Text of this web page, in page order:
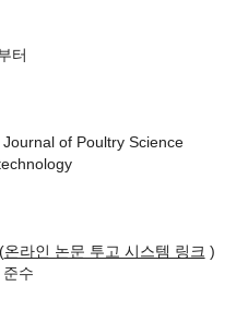
특성에 미치는 영
Bacillus subtilis
Quality, and
in Late-Phase
터
of Poultry Science
온라인 논문 투고 시스템 링크 )
수